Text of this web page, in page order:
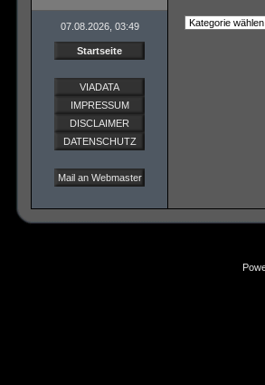
07.08.2026, 03:49
Startseite
VIADATA
IMPRESSUM
DISCLAIMER
DATENSCHUTZ
Mail an Webmaster